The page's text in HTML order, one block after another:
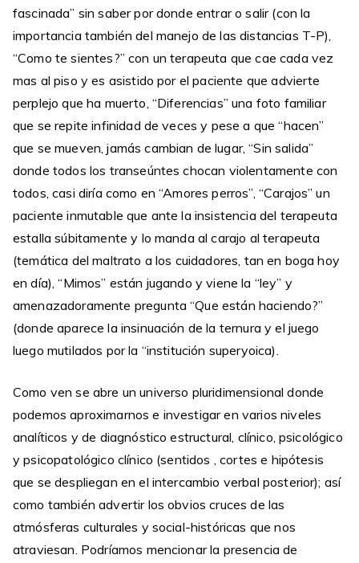
fascinada” sin saber por donde entrar o salir (con la
importancia también del manejo de las distancias T-P),
“Como te sientes?” con un terapeuta que cae cada vez
mas al piso y es asistido por el paciente que advierte
perplejo que ha muerto, “Diferencias” una foto familiar
que se repite infinidad de veces y pese a que “hacen”
que se mueven, jamás cambian de lugar, “Sin salida”
donde todos los transeúntes chocan violentamente con
todos, casi diría como en “Amores perros”, “Carajos” un
paciente inmutable que ante la insistencia del terapeuta
estalla súbitamente y lo manda al carajo al terapeuta
(temática del maltrato a los cuidadores, tan en boga hoy
en día), “Mimos” están jugando y viene la “ley” y
amenazadoramente pregunta “Que están haciendo?”
(donde aparece la insinuación de la ternura y el juego
luego mutilados por la “institución superyoica).
Como ven se abre un universo pluridimensional donde
podemos aproximarnos e investigar en varios niveles
analíticos y de diagnóstico estructural, clínico, psicológico
y psicopatológico clínico (sentidos , cortes e hipótesis
que se despliegan en el intercambio verbal posterior); así
como también advertir los obvios cruces de las
atmósferas culturales y social-históricas que nos
atraviesan. Podríamos mencionar la presencia de